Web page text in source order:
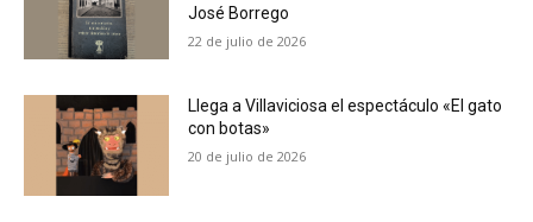
José Borrego
22 de julio de 2026
Llega a Villaviciosa el espectáculo «El gato
con botas»
20 de julio de 2026